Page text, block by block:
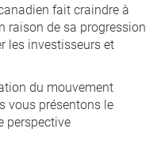
fait craindre à
raison de sa progression
les investisseurs et
du mouvement
vous présentons le
perspective